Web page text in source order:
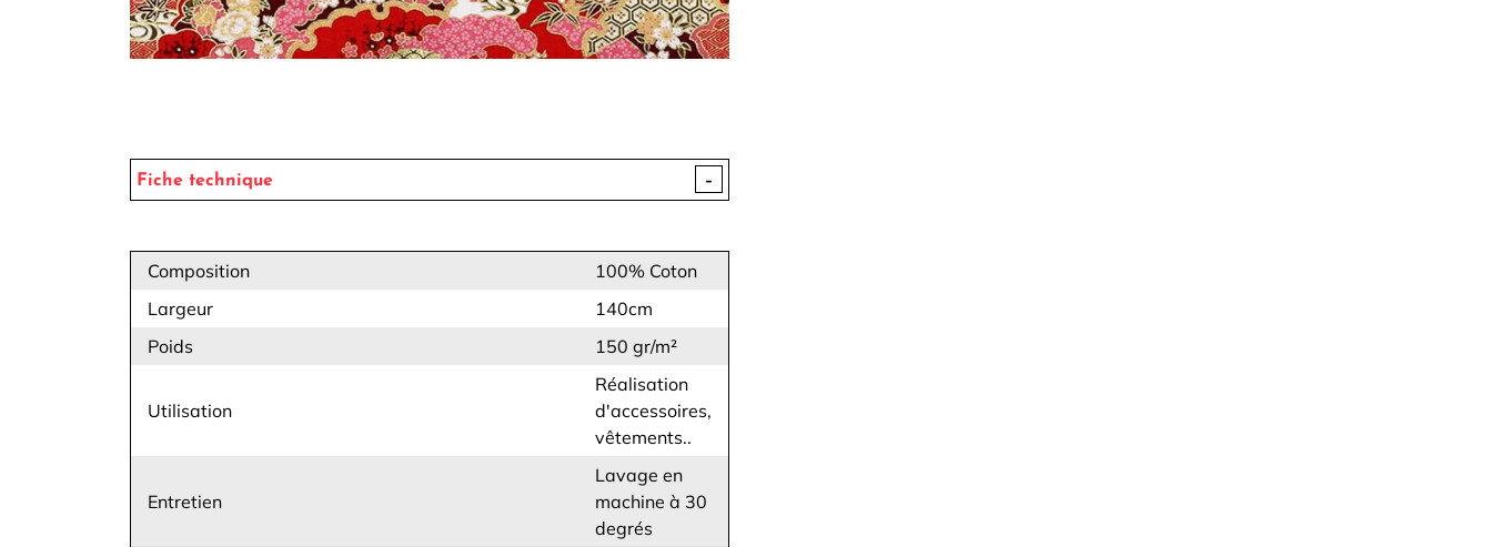
Fiche technique -
Composition
100% Coton
Largeur
140cm
Poids
150 gr/m²
Utilisation
Réalisation
d'accessoires,
vêtements..
Entretien
Lavage en
machine à 30
degrés